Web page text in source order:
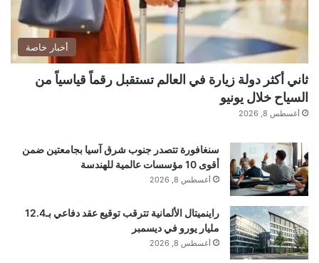
في بعض الأحيان يثير عملالعلماءتساؤلات أمام الخدمات
المحلية. وهكذا، في عامي 2022 و2024، زار متخصصون
دنماركيون معسكر الأبحاث. لقد قاموا بفحص المستندات
وتأكدوا من أن العلماء كانوا يقومون بالفعل بالتنقيب ولا
يبحثون عن المعادن.
النتائج التي تغير الأفكار حول التطور
وفي ظل هذه الظروف تم اكتشاف حفريات فريدة من
نوعها. ومن بينها بقايا أقدم حيوان ثديي معروف، حوالي
أخبار خاصة
ثاني أكثر دولة زيارة في العالم تستقبل رقماً قياسياً من
السياح خلال يونيو
أغسطس 8, 2026
سنغافورة تتصدر جنوب شرق آسيا بجامعتين ضمن
أقوى 10 مؤسسات عالمية للهندسة
أغسطس 8, 2026
راينميتال الألمانية تترقب توقيع عقد دفاعي بـ12.4
مليار يورو في ديسمبر
أغسطس 8, 2026